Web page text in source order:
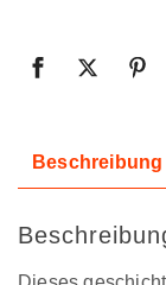
Beschreibung